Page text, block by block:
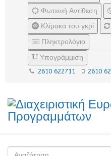
Φωτεινή Αντίθεση
Κλίμακα του γκρί
Πληκτρολόγιο
Υπογράμμιση
2610 622711 2610